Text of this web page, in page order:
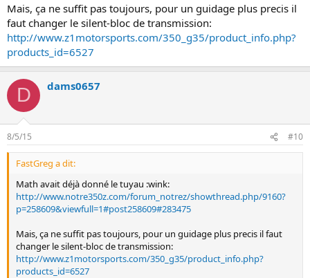
Mais, ça ne suffit pas toujours, pour un guidage plus precis il
faut changer le silent-bloc de transmission:
http://www.z1motorsports.com/350_g35/product_info.php?
products_id=6527
D dams0657
8/5/15 #10
FastGreg a dit:
Math avait déjà donné le tuyau :wink:
http://www.notre350z.com/forum_notrez/showthread.php/9160?
p=258609&viewfull=1#post258609#283475
Mais, ça ne suffit pas toujours, pour un guidage plus precis il faut
changer le silent-bloc de transmission:
http://www.z1motorsports.com/350_g35/product_info.php?
products_id=6527